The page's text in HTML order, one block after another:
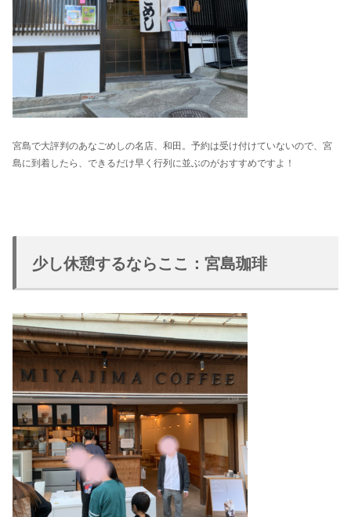
宮島で大評判のあなごめしの名店、和田。予約は受け付けていないので、宮
島に到着したら、できるだけ早く行列に並ぶのがおすすめですよ！
少し休憩するならここ：宮島珈琲